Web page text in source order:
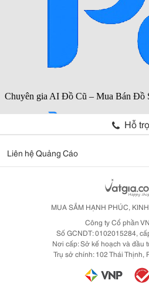
Hỗ
Liên hệ Quảng Cáo
MUA SẮM HẠNH PHÚC,
Công ty Cổ phần
Số GCNDT: 0102015284,
Nơi cấp: Sở kế hoạch và đầu
Trụ sở chính: 102 Thái Thịnh,